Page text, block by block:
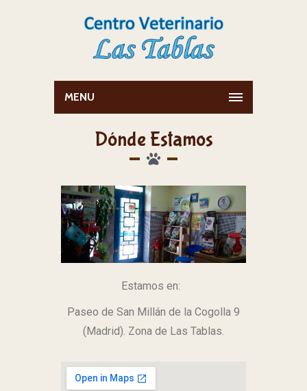
MENU
Dónde Estamos
Estamos en:
Paseo de San Millán de la Cogolla 9
(Madrid). Zona de Las Tablas.